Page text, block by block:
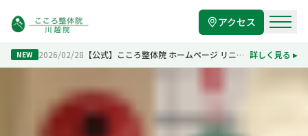
アクセス
NEW 2026/02/28 【公式】こころ整体院 ホームページ リニューアルのお知らせ 詳しく見る ▸